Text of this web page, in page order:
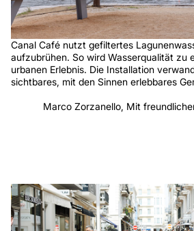
Canal Café nutzt gefiltertes
aufzubrühen. So wird Wasserqualität zu
urbanen Erlebnis. Die Installation
sichtbares, mit den Sinnen erlebbares
Marco Zorzanello, Mit